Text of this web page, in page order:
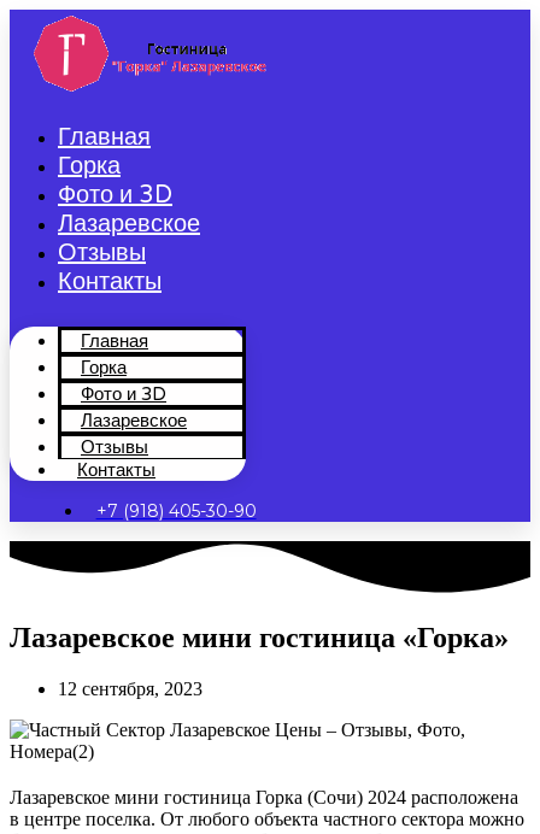
Перейти
содержимому
Главная
Горка
Фото и 3D
Лазаревское
Отзывы
Контакты
Главная
Горка
Фото и 3D
Лазаревское
Отзывы
Контакты
+7 (918) 405-30-90
Лазаревское мини гостиница «Горка»
12 сентября, 2023
Лазаревское мини гостиница Горка (Сочи) 2024 расположена
в центре поселка. От любого объекта частного сектора можно